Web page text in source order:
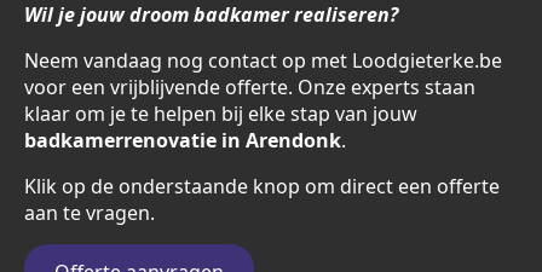
Wil je jouw droom badkamer realiseren?
Neem vandaag nog contact op met Loodgieterke.be
voor een vrijblijvende offerte. Onze experts staan
klaar om je te helpen bij elke stap van jouw
badkamerrenovatie in Arendonk.
Klik op de onderstaande knop om direct een offerte
aan te vragen.